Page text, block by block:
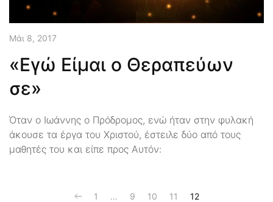
Μάι 8, 2017
«Εγώ Είμαι ο Θεραπεύων
σε»
Όταν ο Ιωάννης ο Πρόδρομος, ενώ ήταν στην φυλακή
άκουσε τα έργα του Χριστού, έστειλε δύο από τους
μαθητές του και είπε προς Αυτόν:
1 … 9 10 11 12